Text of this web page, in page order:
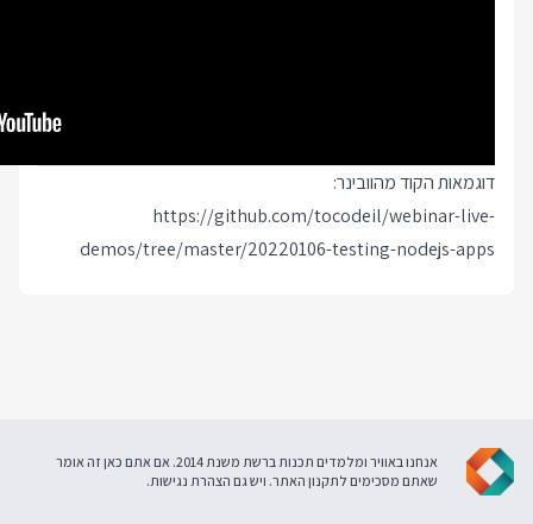
דוגמאות הקוד מהוובינר:
https://github.com/tocodeil/webinar-live-
demos/tree/master/20220106-testing-nodejs-apps
אנחנו באוויר ומלמדים תכנות ברשת משנת 2014. אם אתם כאן זה אומר
שאתם מסכימים לתקנון האתר. ויש גם הצהרת נגישות.